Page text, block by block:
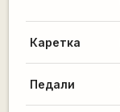
Каретка
Педали